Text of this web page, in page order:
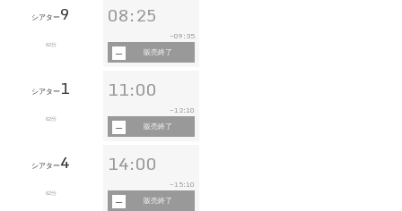
シアター9
62分
08:25
~09:35
販売終了
シアター 1
62分
11:00
~12:10
販売終了
シアター4
62分
14:00
~15:10
販売終了